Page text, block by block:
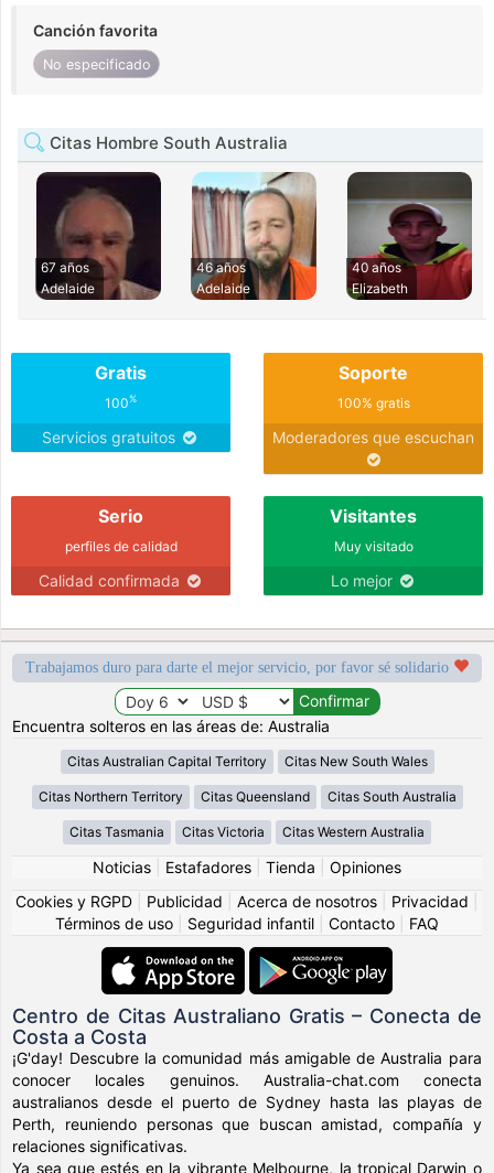
Canción favorita
No especificado
Citas Hombre South Australia
67 años
Adelaide
46 años
Adelaide
40 años
Elizabeth
Gratis
100%
Servicios gratuitos
Soporte
100% gratis
Moderadores que escuchan
Serio
perfiles de calidad
Calidad confirmada
Visitantes
Muy visitado
Lo mejor
Trabajamos duro para darte el mejor servicio, por favor sé solidario
Encuentra solteros en las áreas de: Australia
Citas Australian Capital Territory Citas New South Wales
Citas Northern Territory Citas Queensland Citas South Australia
Citas Tasmania Citas Victoria Citas Western Australia
Noticias Estafadores Tienda
Opiniones
Cookies y RGPD
Publicidad Acerca de nosotros Privacidad
Términos de uso
Seguridad infantil Contacto FAQ
Centro de Citas Australiano Gratis – Conecta de
Costa a Costa
¡G'day! Descubre la comunidad más amigable de Australia para
conocer locales genuinos. Australia-chat.com conecta
australianos desde el puerto de Sydney hasta las playas de
Perth, reuniendo personas que buscan amistad, compañía y
relaciones significativas.
Ya sea que estés en la vibrante Melbourne, la tropical Darwin o